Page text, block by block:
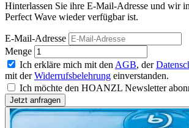
Hinterlassen Sie ihre E-Mail-Adresse und wir
Perfect Wave wieder verfügbar ist.
E-Mail-Adresse
Menge
Ich erkläre mich mit den AGB, der
mit derWiderrufsbelehrung einverstanden.
Ich möchte den HOANZL Newsletter